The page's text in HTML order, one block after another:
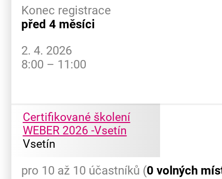
Konec registrace
před 4 měsíci
2. 4. 2026
8:00 – 11:00
Certifikované školení
WEBER 2026 -Vsetín
Vsetín
pro 10 až 10 účastníků (0 volných